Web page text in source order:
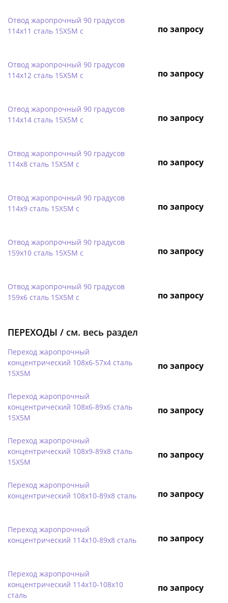
Отвод жаропрочный 90 градусов
114х11 сталь 15Х5М с
по запросу
Отвод жаропрочный 90 градусов
114х12 сталь 15Х5М с
по запросу
Отвод жаропрочный 90 градусов
114х14 сталь 15Х5М с
по запросу
Отвод жаропрочный 90 градусов
114х8 сталь 15Х5М с
по запросу
Отвод жаропрочный 90 градусов
114х9 сталь 15Х5М с
по запросу
Отвод жаропрочный 90 градусов
159х10 сталь 15Х5М с
по запросу
Отвод жаропрочный 90 градусов
159х6 сталь 15Х5М с
по запросу
ПЕРЕХОДЫ / см. весь раздел
Переход жаропрочный
концентрический 108х6-57х4 сталь
15Х5М
по запросу
Переход жаропрочный
концентрический 108х6-89х6 сталь
15Х5М
по запросу
Переход жаропрочный
концентрический 108х9-89х8 сталь
15Х5М
по запросу
Переход жаропрочный
концентрический 108х10-89х8 сталь
по запросу
Переход жаропрочный
концентрический 114х10-89х8 сталь
по запросу
Переход жаропрочный
концентрический 114х10-108х10
сталь
по запросу